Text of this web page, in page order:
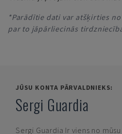
*Parādītie dati var atšķirties
par to jāpārliecinās
JŪSU KONTA PĀRVALDNIEKS:
Sergi Guardia
Sergi Guardia Ir viens no